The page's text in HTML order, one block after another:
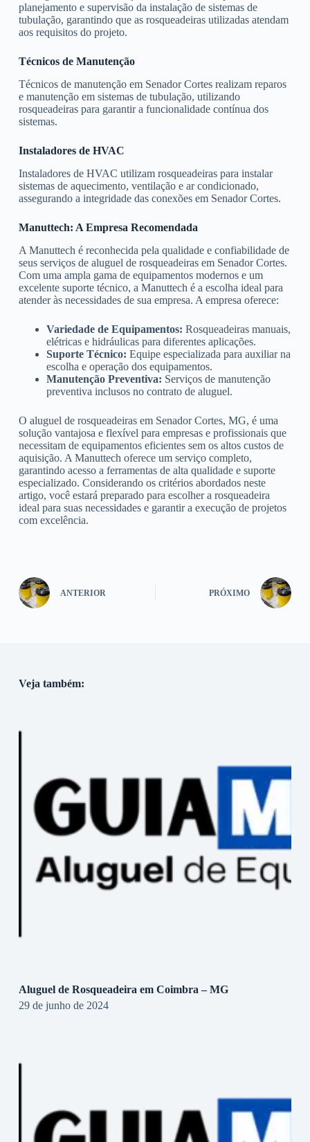
planejamento e supervisão da instalação de sistemas de
tubulação, garantindo que as rosqueadeiras utilizadas atendam
aos requisitos do projeto.
Técnicos de Manutenção
Técnicos de manutenção em Senador Cortes realizam reparos
e manutenção em sistemas de tubulação, utilizando
rosqueadeiras para garantir a funcionalidade contínua dos
sistemas.
Instaladores de HVAC
Instaladores de HVAC utilizam rosqueadeiras para instalar
sistemas de aquecimento, ventilação e ar condicionado,
assegurando a integridade das conexões em Senador Cortes.
Manuttech: A Empresa Recomendada
A Manuttech é reconhecida pela qualidade e confiabilidade de
seus serviços de aluguel de rosqueadeiras em Senador Cortes.
Com uma ampla gama de equipamentos modernos e um
excelente suporte técnico, a Manuttech é a escolha ideal para
atender às necessidades de sua empresa. A empresa oferece:
Variedade de Equipamentos: Rosqueadeiras manuais,
elétricas e hidráulicas para diferentes aplicações.
Suporte Técnico: Equipe especializada para auxiliar na
escolha e operação dos equipamentos.
Manutenção Preventiva: Serviços de manutenção
preventiva inclusos no contrato de aluguel.
O aluguel de rosqueadeiras em Senador Cortes, MG, é uma
solução vantajosa e flexível para empresas e profissionais que
necessitam de equipamentos eficientes sem os altos custos de
aquisição. A Manuttech oferece um serviço completo,
garantindo acesso a ferramentas de alta qualidade e suporte
especializado. Considerando os critérios abordados neste
artigo, você estará preparado para escolher a rosqueadeira
ideal para suas necessidades e garantir a execução de projetos
com excelência.
ANTERIOR PRÓXIMO
Veja também:
Aluguel de Rosqueadeira em Coimbra – MG
29 de junho de 2024